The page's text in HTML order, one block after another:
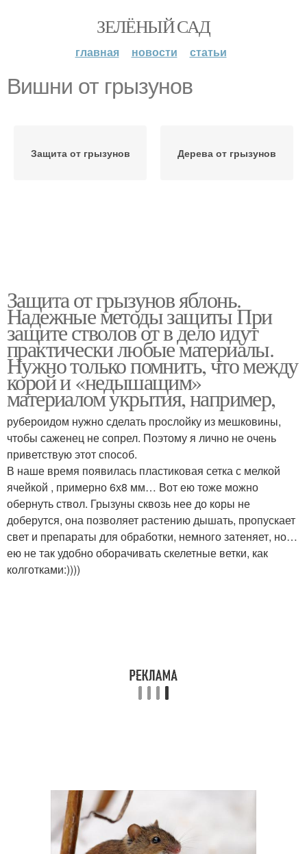
ЗЕЛЁНЫЙ САД
главная новости статьи
Вишни от грызунов
Защита от грызунов Дерева от грызунов
Защита от грызунов яблонь.
Надежные методы защиты При
защите стволов от в дело идут
практически любые материалы.
Нужно только помнить, что между
корой и «недышащим»
материалом укрытия, например,
рубероидом нужно сделать прослойку из мешковины,
чтобы саженец не сопрел. Поэтому я лично не очень
приветствую этот способ.
В наше время появилась пластиковая сетка с мелкой
ячейкой , примерно 6х8 мм… Вот ею тоже можно
обернуть ствол. Грызуны сквозь нее до коры не
доберутся, она позволяет растению дышать, пропускает
свет и препараты для обработки, немного затеняет, но…
ею не так удобно оборачивать скелетные ветки, как
колготками:))))